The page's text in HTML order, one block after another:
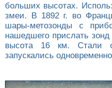
больших высотах.
змеи. В 1892 г. во
шары-метозонды с
нашедшего прислать
высота 16 км. Стали
запускались